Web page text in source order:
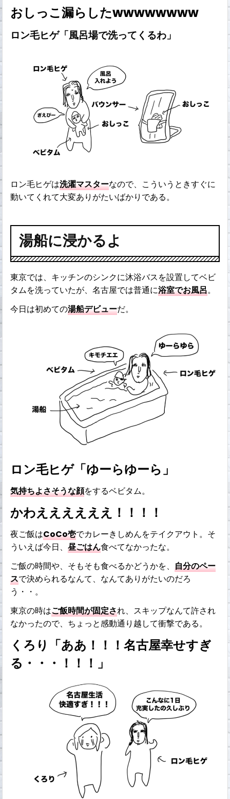
おしっこ漏らしたwwwwwwww
ロン毛ヒゲ「風呂場で洗ってくるわ」
ロン毛ヒゲは洗濯マスターなので、こういうときすぐに
動いてくれて大変ありがたいばかりである。
湯船に浸かるよ
東京では、キッチンのシンクに沐浴バスを設置してベビ
タムを洗っていたが、名古屋では普通に浴室でお風呂。
今日は初めての湯船デビューだ。
ロン毛ヒゲ「ゆーらゆーら」
気持ちよさそうな顔をするベビタム。
かわええええええ！！！！
夜ご飯はCoCo壱でカレーきしめんをテイクアウト。そ
ういえば今日、昼ごはん食べてなかったな。
ご飯の時間や、そもそも食べるかどうかを、自分のペー
スで決められるなんて、なんてありがたいのだろ
う・・。
東京の時はご飯時間が固定され、スキップなんて許され
なかったので、ちょっと感動通り越して衝撃である。
くろり「ああ！！！名古屋幸せすぎ
る・・・！！！」